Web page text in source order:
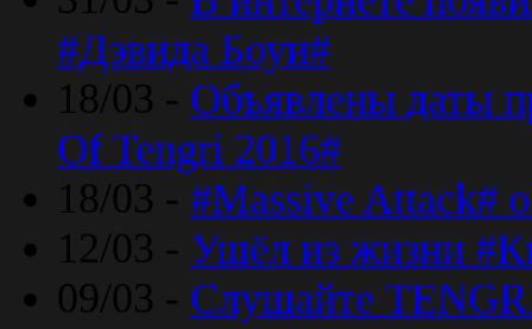
#Дэвида Боуи#
18/03 - Объявлены даты
Of Tengri 2016#
18/03 - #Massive Attack#
12/03 - Ушёл из жизни
09/03 - Слушайте